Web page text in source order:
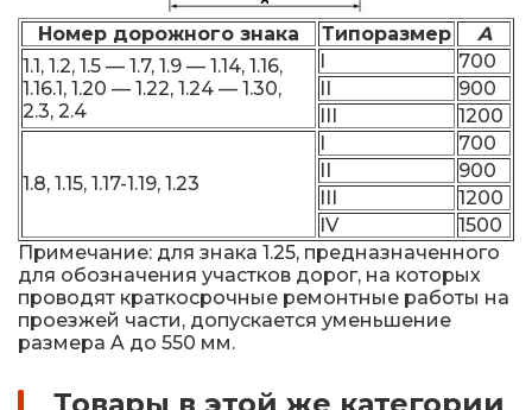
Номер дорожного знака Типоразмер
A
1.1, 1.2, 1.5 — 1.7, 1.9 — 1.14, 1.16,
1.16.1, 1.20 — 1.22, 1.24 — 1.30,
2.3, 2.4
I
700
II
900
III
1200
1.8, 1.15, 1.17-1.19, 1.23
I
700
II
900
III
1200
IV
1500
Примечание: для знака 1.25, предназначенного
для обозначения участков дорог, на которых
проводят краткосрочные ремонтные работы на
проезжей части, допускается уменьшение
размера A до 550 мм.